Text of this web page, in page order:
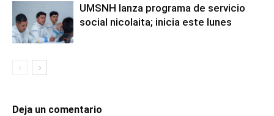
UMSNH lanza programa de servicio
social nicolaita; inicia este lunes
Deja un comentario